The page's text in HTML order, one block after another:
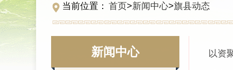
当前位置： 首页>新闻中心>旗县动态
新闻中心 以资